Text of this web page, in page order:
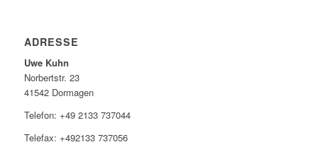
ADRESSE
Uwe Kuhn
Norbertstr. 23
41542 Dormagen
Telefon: +49 2133 737044
Telefax: +492133 737056